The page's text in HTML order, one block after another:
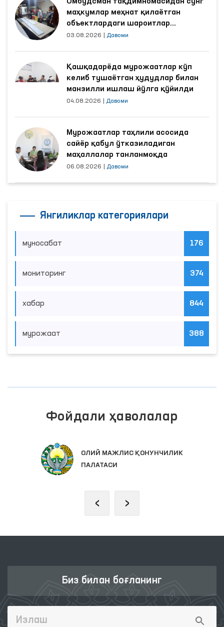
маҳкумлар меҳнат қилаётган
объектлардаги шароитлар
яхшиланди
03.08.2026 Давоми
Қашқадарёда мурожаатлар кўп
келиб тушаётган ҳудудлар билан
манзилли ишлаш йўлга қўйилди
04.08.2026 Давоми
Мурожаатлар таҳлили асосида
сайёр қабул ўтказиладиган
маҳаллалар танланмоқда
06.08.2026 Давоми
Янгиликлар категориялари
муносабат 176
мониторинг 374
хабар 844
мурожаат 388
Фойдали ҳаволалар
ОЛИЙ МАЖЛИС ҚОНУНЧИЛИК
ПАЛАТАСИ
‹ ›
Биз билан боғланинг